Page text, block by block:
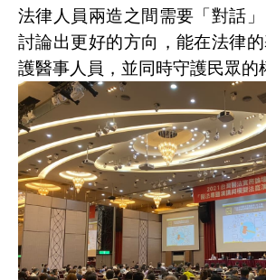
法律人員兩造之間需要「對話
討論出更好的方向，能在法律
護醫事人員，並同時守護民眾的